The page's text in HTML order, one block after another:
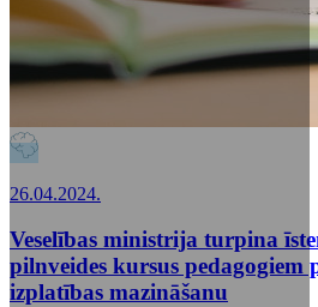
26.04.2024.
Veselības ministrija turpina
pilnveides kursus pedagogiem
izplatības mazināšanu